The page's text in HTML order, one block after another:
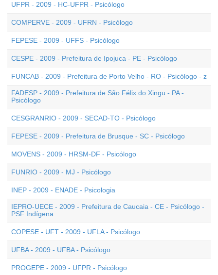
UFPR - 2009 - HC-UFPR - Psicólogo
COMPERVE - 2009 - UFRN - Psicólogo
FEPESE - 2009 - UFFS - Psicólogo
CESPE - 2009 - Prefeitura de Ipojuca - PE - Psicólogo
FUNCAB - 2009 - Prefeitura de Porto Velho - RO - Psicólogo - z
FADESP - 2009 - Prefeitura de São Félix do Xingu - PA -
Psicólogo
CESGRANRIO - 2009 - SECAD-TO - Psicólogo
FEPESE - 2009 - Prefeitura de Brusque - SC - Psicólogo
MOVENS - 2009 - HRSM-DF - Psicólogo
FUNRIO - 2009 - MJ - Psicólogo
INEP - 2009 - ENADE - Psicologia
IEPRO-UECE - 2009 - Prefeitura de Caucaia - CE - Psicólogo -
PSF Indígena
COPESE - UFT - 2009 - UFLA - Psicólogo
UFBA - 2009 - UFBA - Psicólogo
PROGEPE - 2009 - UFPR - Psicólogo